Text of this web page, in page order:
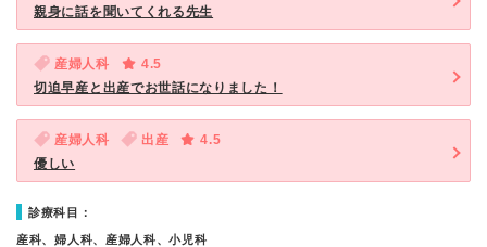
親身に話を聞いてくれる先生
産婦人科
4.5
切迫早産と出産でお世話になりました！
産婦人科 出産
4.5
優しい
診療科目：
産科、婦人科、産婦人科、小児科